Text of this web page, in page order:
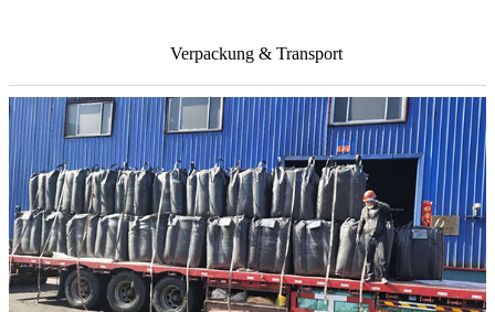
Verpackung & Transport